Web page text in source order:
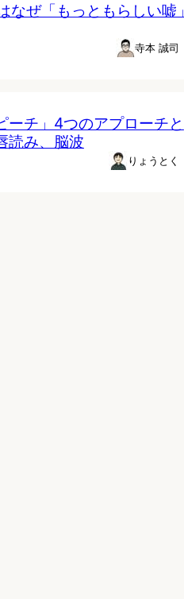
ぜ「もっともらしい嘘」
寺本 誠司
ーチ」4つのアプローチと
読み、脳波
りょうとく